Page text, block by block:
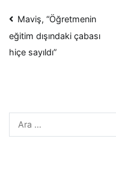
Yazı
dolaşımı
Maviş, “Öğretmenin
eğitim dışındaki çabası
hiçe sayıldı”
Arama: